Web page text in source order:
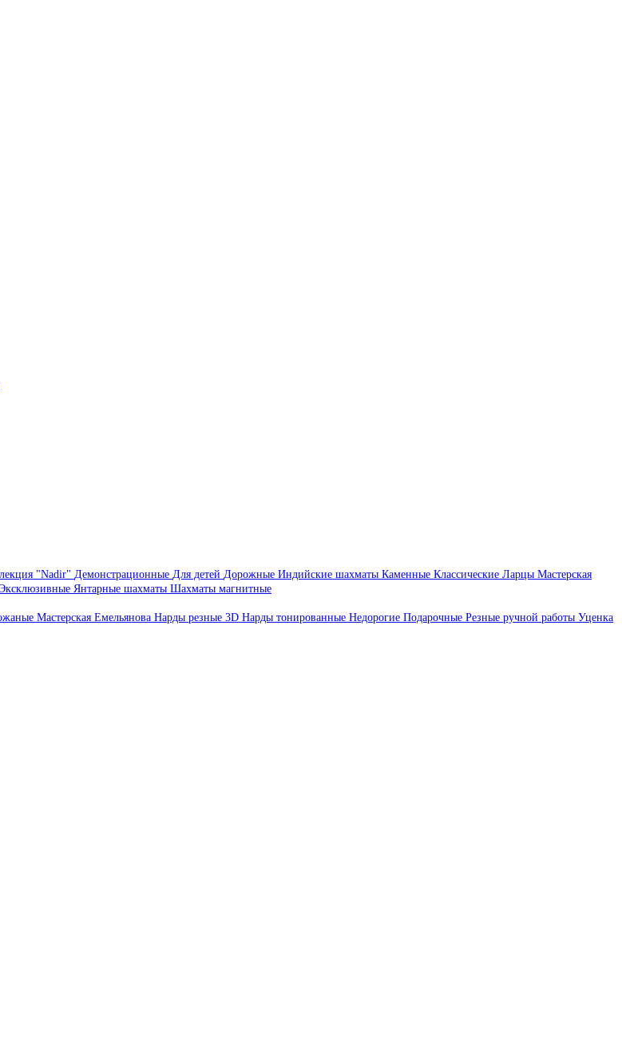
"Nadir" Демонстрационные Для детей Дорожные Индийские шахматы Каменные Классические Ларцы Мастерская
Янтарные шахматы Шахматы магнитные
Мастерская Емельянова Нарды резные 3D Нарды тонированные Недорогие Подарочные Резные ручной работы Уценка